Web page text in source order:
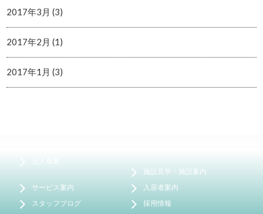
2017年3月 (3)
2017年2月 (1)
2017年1月 (3)
施設見学・施設案内
サービス案内
入居者案内
スタッフブログ
採用情報